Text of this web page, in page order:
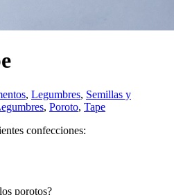
, Legumbres, Semillas y
, Poroto, Tape
confecciones:
porotos?